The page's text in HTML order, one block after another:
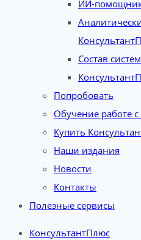
ИИ-
Состав
Попробовать
Обучение работе
Купить
Наши издания
Новости
Контакты
Полезные сервисы
КонсультантПлюс